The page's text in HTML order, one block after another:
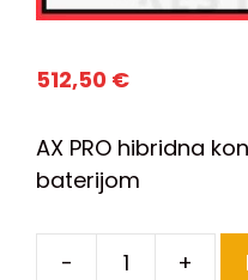
512,50 €
AX PRO hibridna
baterijom
- +